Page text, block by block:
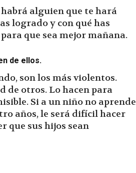
alguien que te hará
logrado y con qué has
que sea mejor mañana.
de ellos.
son los más violentos.
de otros. Lo hacen para
Si a un niño no aprende
años, le será difícil hacer
que sus hijos sean